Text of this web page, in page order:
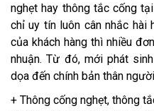
nghẹt hay thông tắc cống
chỉ uy tín luôn cân nhắc hài
của khách hàng thì nhiều
nhuận. Từ đó, mới phát
dọa đến chính bản thân
+ Thông cống nghẹt, thông